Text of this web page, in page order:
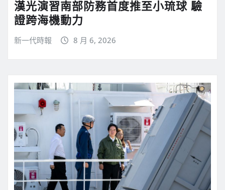
漢光演習南部防務首度推至小琉球 驗
證跨海機動力
新一代時報 8 月 6, 2026